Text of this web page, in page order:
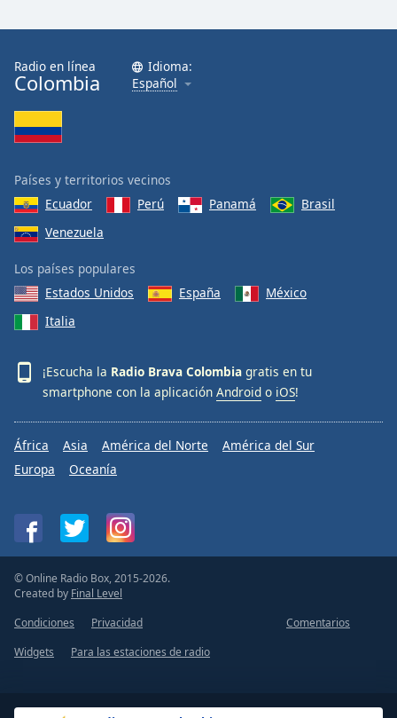
Radio en línea
Colombia
Idioma:
Español
Países y territorios vecinos
Ecuador
Perú Panamá
Brasil
Venezuela
Los países populares
Estados Unidos
España
México
Italia
¡Escucha la Radio Brava Colombia gratis en tu
smartphone con la aplicación Android o iOS!
África Asia América del Norte
América del Sur
Europa
Oceanía
© Online Radio Box, 2015-2026.
Created by Final Level
Condiciones
Privacidad
Comentarios
Widgets
Para las estaciones de radio